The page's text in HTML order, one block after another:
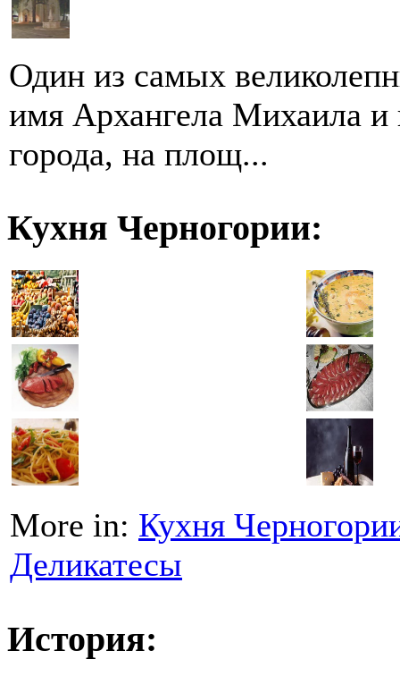
Один из самых
имя Архангела Михаила и
города, на площ...
Кухня Черногории:
More in: Кухня
Деликатесы
История: